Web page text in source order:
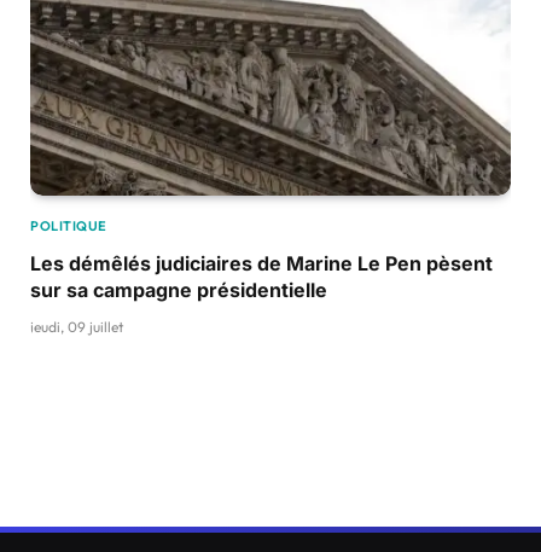
POLITIQUE
Les démêlés judiciaires de Marine Le Pen pèsent
sur sa campagne présidentielle
jeudi, 09 juillet